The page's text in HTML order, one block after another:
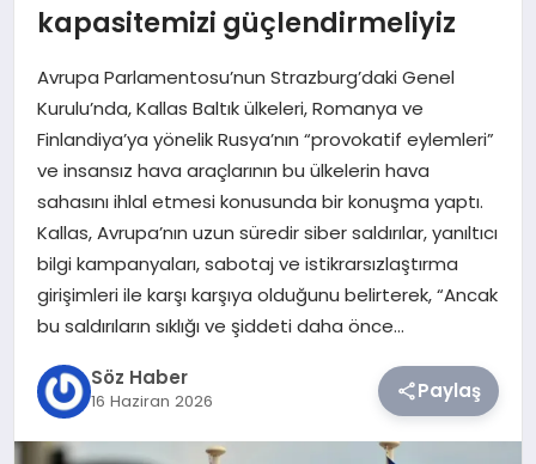
EĞITIM
SAĞLIK
DÜNYA
TEKNOLOJI
SIYASET
YAŞAM
kapasitemizi güçlendirmeliyiz
Avrupa Parlamentosu’nun Strazburg’daki Genel
Kurulu’nda, Kallas Baltık ülkeleri, Romanya ve
Finlandiya’ya yönelik Rusya’nın “provokatif eylemleri”
ve insansız hava araçlarının bu ülkelerin hava
sahasını ihlal etmesi konusunda bir konuşma yaptı.
Kallas, Avrupa’nın uzun süredir siber saldırılar, yanıltıcı
bilgi kampanyaları, sabotaj ve istikrarsızlaştırma
girişimleri ile karşı karşıya olduğunu belirterek, “Ancak
bu saldırıların sıklığı ve şiddeti daha önce…
Söz Haber
16 Haziran 2026 Paylaş